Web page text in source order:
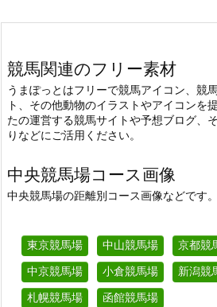
競馬関連のフリー素材
うまぽっとはフリーで競馬アイコン、競
ト、その他動物のイラストやアイコンを
たの運営する競馬サイトや予想ブログ、
りなどにご活用ください。
中央競馬場コース画像
中央競馬場の距離別コース画像などです。
東京競馬場 中山競馬場 京都競
中京競馬場
小倉競馬場 新潟競
札幌競馬場
函館競馬場